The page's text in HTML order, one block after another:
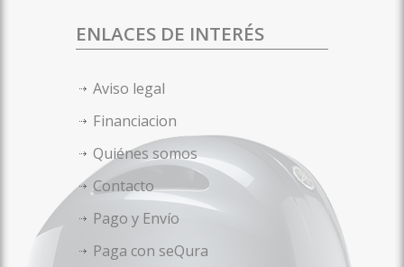
ENLACES DE INTERÉS
Aviso legal
Financiacion
Quiénes somos
Contacto
Pago y Envío
Paga con seQura